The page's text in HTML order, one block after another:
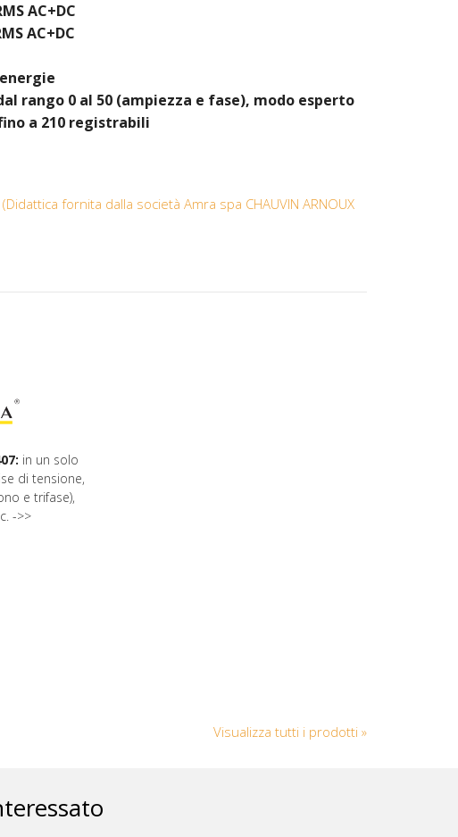
AC+DC
AC+DC
rango 0 al 50 (ampiezza e fase), modo esperto
a 210 registrabili
fornita dalla società Amra spa CHAUVIN ARNOUX
in un solo
di tensione,
e trifase),
->>
Visualizza tutti i prodotti »